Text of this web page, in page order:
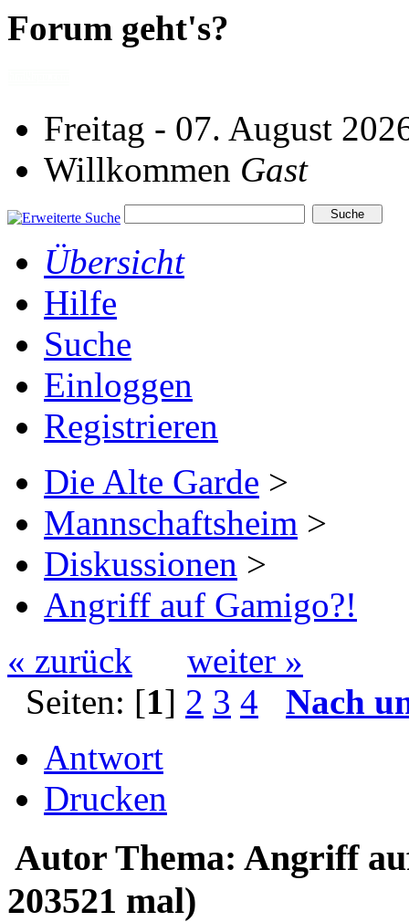
Forum geht's?
Freitag - 07. August
Willkommen Gast
Übersicht
Hilfe
Suche
Einloggen
Registrieren
Die Alte Garde >
Mannschaftsheim >
Diskussionen >
Angriff auf Gamigo?!
« zurück
weiter »
Seiten: [1] 2 3 4
Nach
Antwort
Drucken
Autor Thema: Angriff
203521 mal)